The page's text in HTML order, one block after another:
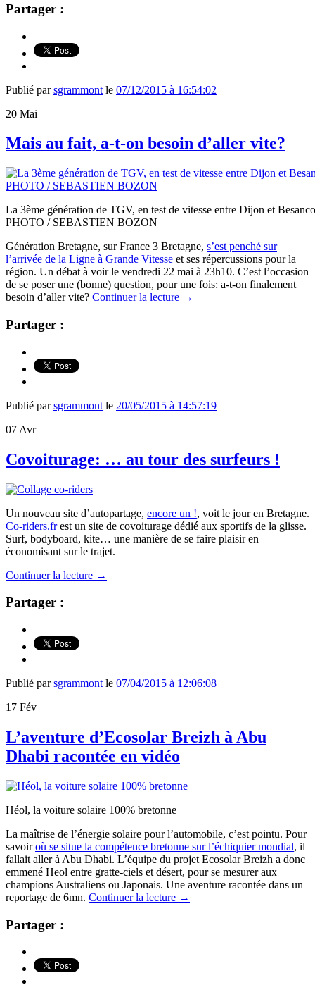
Partager :
Publié parsgrammont le 07/12/2015 à 16:54:02
20 Mai
Mais au fait, a-t-on besoin d’aller vite?
La 3ème génération de TGV, en test de vitesse entre Dijon et
PHOTO / SEBASTIEN BOZON
Génération Bretagne, sur France 3 Bretagne, s’est penché sur
l’arrivée de la Ligne à Grande Vitesse et ses répercussions pour la
région. Un débat à voir le vendredi 22 mai à 23h10. C’est l’occasion
de se poser une (bonne) question, pour une fois: a-t-on finalement
besoin d’aller vite? Continuer la lecture →
Partager :
Publié parsgrammont le 20/05/2015 à 14:57:19
07 Avr
Covoiturage: … au tour des surfeurs !
Un nouveau site d’autopartage, encore un !, voit le jour en Bretagne.
Co-riders.frest un site de covoiturage dédié aux sportifs de la glisse.
Surf, bodyboard, kite… une manière de se faire plaisir en
économisant sur le trajet.
Continuer la lecture →
Partager :
Publié parsgrammont le 07/04/2015 à 12:06:08
17 Fév
L’aventure d’Ecosolar Breizh à Abu
Dhabi racontée en vidéo
Héol, la voiture solaire 100% bretonne
La maîtrise de l’énergie solaire pour l’automobile, c’est pointu. Pour
savoiroù se situe la compétence bretonne sur l’échiquier mondial, il
fallait aller à Abu Dhabi. L’équipe du projet Ecosolar Breizh a donc
emmené Heol entre gratte-ciels et désert, pour se mesurer aux
champions Australiens ou Japonais. Une aventure racontée dans un
reportage de 6mn. Continuer la lecture →
Partager :